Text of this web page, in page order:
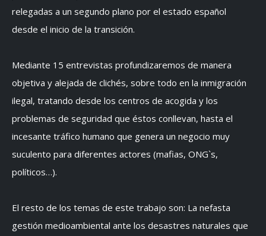
relegadas a un segundo plano por el estado español
desde el inicio de la transición.
Mediante 15 entrevistas profundizaremos de manera
objetiva y alejada de clichés, sobre todo en la inmigración
ilegal, tratando desde los centros de acogida y los
problemas de seguridad que éstos conllevan, hasta el
incesante tráfico humano que genera un negocio muy
suculento para diferentes actores (mafias, ONG`s,
políticos…).
El resto de los temas de este trabajo son: La nefasta
gestión medioambiental ante los desastres naturales que